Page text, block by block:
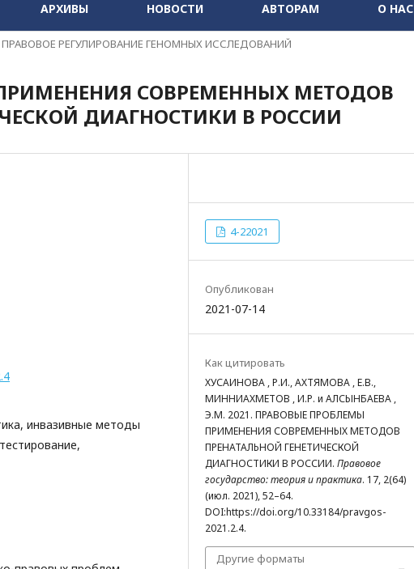
АРХИВЫ НОВОСТИ АВТОРАМ О НАС
ПРАВОВОЕ РЕГУЛИРОВАНИЕ ГЕНОМНЫХ ИССЛЕДОВАНИЙ
СОВРЕМЕННЫХ МЕТОДОВ
ДИАГНОСТИКИ В РОССИИ
инвазивные методы
4-22021
Опубликован
2021-07-14
Как цитировать
ХУСАИНОВА , Р.И., АХТЯМОВА , Е.В.,
МИННИАХМЕТОВ , И.Р. и АЛСЫНБАЕВА ,
Э.М. 2021. ПРАВОВЫЕ ПРОБЛЕМЫ
ПРИМЕНЕНИЯ СОВРЕМЕННЫХ МЕТОДОВ
ПРЕНАТАЛЬНОЙ ГЕНЕТИЧЕСКОЙ
ДИАГНОСТИКИ В РОССИИ. Правовое
государство: теория и практика. 17, 2(64)
(июл. 2021), 52–64.
DOI:https://doi.org/10.33184/pravgos-
2021.2.4.
Другие форматы